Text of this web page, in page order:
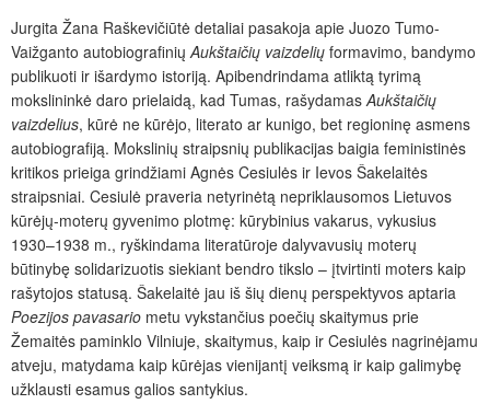
Jurgita Žana Raškevičiūtė detaliai pasakoja apie Juozo Tumo-
Vaižganto autobiografinių Aukštaičių vaizdelių formavimo, bandymo
publikuoti ir išardymo istoriją. Apibendrindama atliktą tyrimą
mokslininkė daro prielaidą, kad Tumas, rašydamas Aukštaičių
vaizdelius, kūrė ne kūrėjo, literato ar kunigo, bet regioninę asmens
autobiografiją. Mokslinių straipsnių publikacijas baigia feministinės
kritikos prieiga grindžiami Agnės Cesiulės ir Ievos Šakelaitės
straipsniai. Cesiulė praveria netyrinėtą nepriklausomos Lietuvos
kūrėjų-moterų gyvenimo plotmę: kūrybinius vakarus, vykusius
1930–1938 m., ryškindama literatūroje dalyvavusių moterų
būtinybę solidarizuotis siekiant bendro tikslo – įtvirtinti moters kaip
rašytojos statusą. Šakelaitė jau iš šių dienų perspektyvos aptaria
Poezijos pavasario metu vykstančius poečių skaitymus prie
Žemaitės paminklo Vilniuje, skaitymus, kaip ir Cesiulės nagrinėjamu
atveju, matydama kaip kūrėjas vienijantį veiksmą ir kaip galimybę
užklausti esamus galios santykius.